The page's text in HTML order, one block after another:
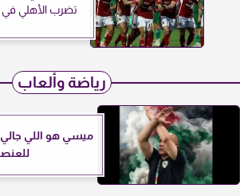
تضرب الأهلي في
رياضة وألعاب
ميسي هو اللي